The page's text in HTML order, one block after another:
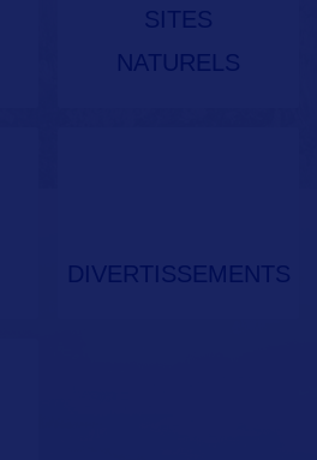
SITES
NATURELS
DIVERTISSEMENTS